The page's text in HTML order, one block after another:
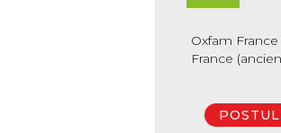
Oxfam
France